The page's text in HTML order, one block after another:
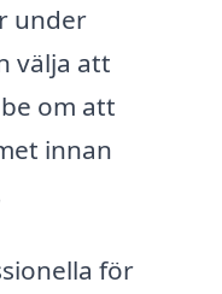
under
välja att
om att
innan
för